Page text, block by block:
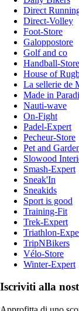
Direct
Direct-Volley
Foot-Store
Galoppostore
Golf and co
Handball-Store
House of
La sellerie de
Made in
Nauti-wave
On-Fight
Padel-Expert
Pecheur-Store
Pet and
Slowood
Smash-Expert
Sneak'In
Sneakids
Sport is good
Training-Fit
Trek-Expert
Triathlon-
TripNBikers
Vélo-Store
Winter-Expert
Iscriviti alla